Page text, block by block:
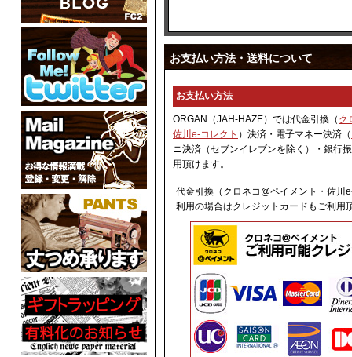
お支払い方法・送料について
お支払い方法
ORGAN（JAH-HAZE）では代金引換（ ク
佐川e-コレクト ）決済・電子マネー決済（
ニ決済（セブンイレブンを除く）・銀行
用頂けます。
代金引換（クロネコ@ペイメント・佐川
利用の場合はクレジットカードもご利用